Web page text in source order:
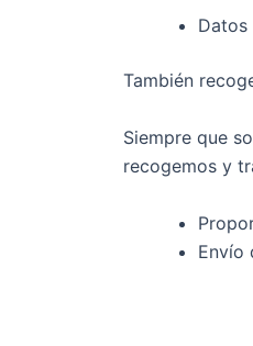
También
Siempre que
recogemos y
Envío